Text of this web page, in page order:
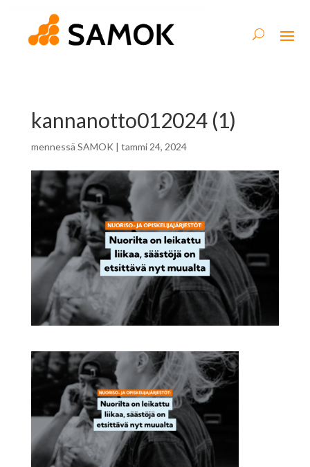
kannanotto012024 (1)
mennessä SAMOK | tammi 24, 2024